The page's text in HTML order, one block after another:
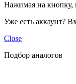
Нажимая на кнопку,
Уже есть аккаунт?
Close
Подбор аналогов